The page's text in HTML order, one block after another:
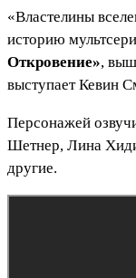
«Властелины
историю
Откровение»,
выступает Кевин
Персонажей
Шетнер, Лина
другие.